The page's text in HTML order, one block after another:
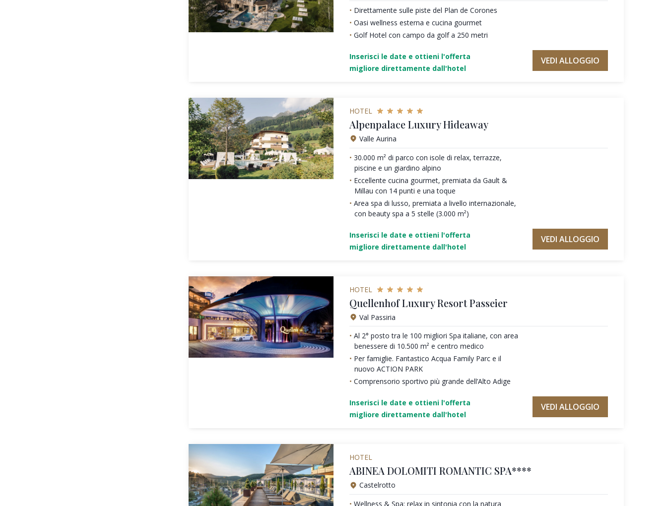
Direttamente sulle piste del Plan de Corones
Oasi wellness esterna e cucina gourmet
Golf Hotel con campo da golf a 250 metri
Inserisci le date e ottieni l'offerta
migliore direttamente dall'hotel
VEDI ALLOGGIO
HOTEL
Alpenpalace Luxury Hideaway
Valle Aurina
30.000 m² di parco con isole di relax, terrazze,
piscine e un giardino alpino
Eccellente cucina gourmet, premiata da Gault &
Millau con 14 punti e una toque
Area spa di lusso, premiata a livello internazionale,
con beauty spa a 5 stelle (3.000 m²)
Inserisci le date e ottieni l'offerta
migliore direttamente dall'hotel
VEDI ALLOGGIO
HOTEL
Quellenhof Luxury Resort Passeier
Val Passiria
Al 2° posto tra le 100 migliori Spa italiane, con area
benessere di 10.500 m² e centro medico
Per famiglie. Fantastico Acqua Family Parc e il
nuovo ACTION PARK
Comprensorio sportivo più grande dell’Alto Adige
Inserisci le date e ottieni l'offerta
migliore direttamente dall'hotel
VEDI ALLOGGIO
HOTEL
ABINEA DOLOMITI ROMANTIC SPA****
Castelrotto
Wellness & Spa: relax in sintonia con la natura